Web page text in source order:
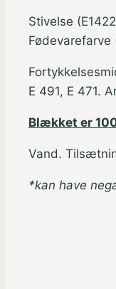
Stivelse
Fødevarefarve
E 491, E 471.
Blækket er
Vand.
*kan have